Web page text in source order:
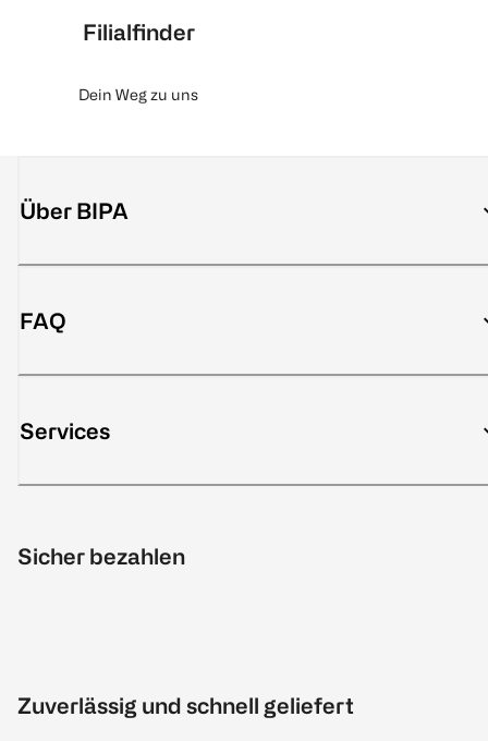
Filialfinder
Dein Weg zu uns
Über BIPA
FAQ
Services
Sicher bezahlen
Zuverlässig und schnell geliefert